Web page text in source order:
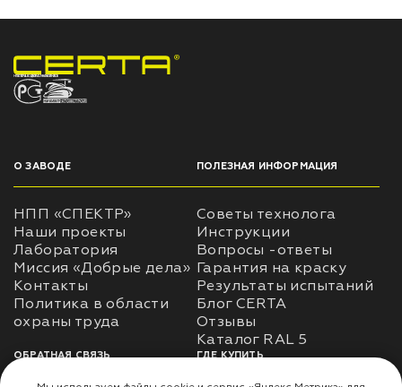
НПП «СПЕКТР» ЗАВОД ЛАКОКРАСОЧНЫХ МАТЕРИАЛОВ
О ЗАВОДЕ
НПП «СПЕКТР»
Наши проекты
Лаборатория
Миссия «Добрые дела»
Контакты
Политика в области
ПОЛЕЗНАЯ ИНФОРМАЦИЯ
Советы технолога
Инструкции
Вопросы -ответы
Гарантия на краску
Результаты испытаний
Блог CERTA
Отзывы
Каталог RAL 5
ОБРАТНАЯ СВЯЗЬ ГДЕ КУПИТЬ